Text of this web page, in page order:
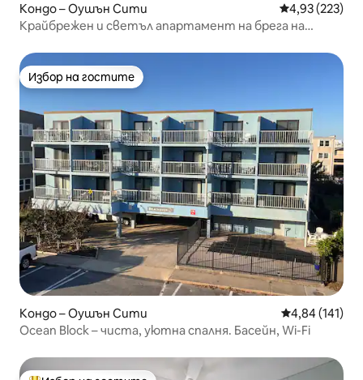
Кондо – Оушън Сити Средна
4,93 (223)
Крайбрежен и светъл апартамент на брега на
Избор на гостите
Избор на гостите
Кондо – Оушън Сити Средна
4,84 (141)
Ocean Block – чиста, уютна спалня. Басейн, Wi-Fi